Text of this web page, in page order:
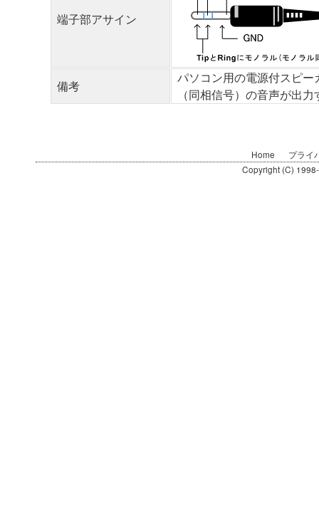
端子部アサイン
備考
パソコン用の電源付スピ
（同相信号）の音声が出力
Home
プライ
Copyright (C)